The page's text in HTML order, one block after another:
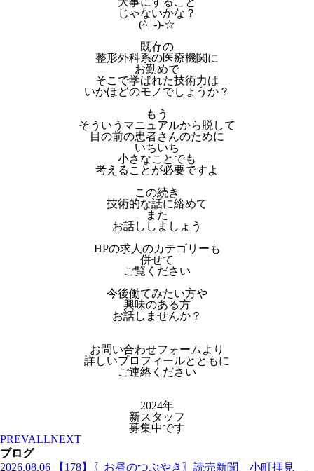
じゃないかな？
(^_-)-☆
既存の
整形外科系の医療機関に
お勤めで
そこで学ばれた技術力は
いかほどのモノでしょうか？
もう
そういうマニュアルから脱して
目の前の患者さんのために
いちいち
小さなことでも
考えることが必要ですよ
この続き
技術的な話に絡めて
また
お話ししましょう
HPの求人のカテゴリーも
併せて
ご覧ください
今後働てみたい方や
興味のある方
お話しませんか？
お問い合わせフォームより
詳しいプロフィールとともに
ご連絡ください
2024年
新スタッフ
募集中です
PREVALLNEXT
ブログ
2026.08.06
【178】〖お昼のつぶやき〗読売新聞 小町拝見